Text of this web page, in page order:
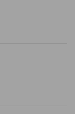
题》（So You
居亚马逊十大畅销
分别由《纽约时
播客应用前10